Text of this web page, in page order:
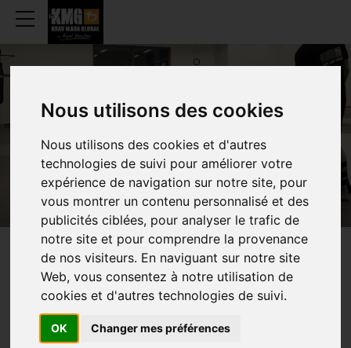
Nous utilisons des cookies
Nous utilisons des cookies et d'autres
technologies de suivi pour améliorer votre
expérience de navigation sur notre site, pour
vous montrer un contenu personnalisé et des
publicités ciblées, pour analyser le trafic de
notre site et pour comprendre la provenance
de nos visiteurs. En naviguant sur notre site
Web, vous consentez à notre utilisation de
cookies et d'autres technologies de suivi.
OK Changer mes préférences
UKKEL
WEKELIJKSUURROOSTEN
TRAINING (ADOS)